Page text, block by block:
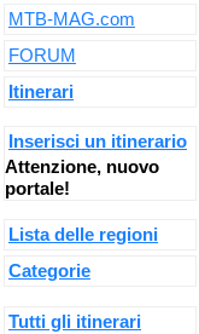
MTB-MAG.com
FORUM
Itinerari
Inserisci un itinerario
Attenzione, nuovo
portale!
Lista delle regioni
Categorie
Tutti gli itinerari